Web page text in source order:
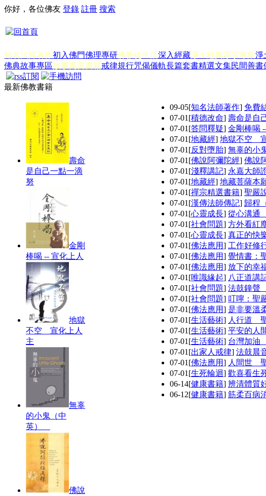
你好，各位佛友 登錄 註冊 搜索
知名法師著作初入佛門佛理專研佛教徒生活深入經藏淨土經典淨宗專集淨
佛典故事專區故事寓言書籍戒律規行咒偈儀軌長篇套書精選文集民間善書
最新佛教書籍
壽命
是自己一點一滴
努
金剛
棒喝 -- 宣化上人
地獄
不空 宣化上人
主
無辜
的小鬼（中
英）
佛說
09-05[知名法師著作] 免費
07-01 [積德改命] 壽命是自
07-01 [答問釋疑] 金剛棒喝
07-01 [地藏經] 地獄不空
07-01 [反對墮胎] 無辜的小
07-01 [佛說阿彌陀經] 佛說
07-01 [淺釋講記] 永嘉大師
07-01 [地藏經] 地藏菩薩本
07-01 [禪宗精選書籍] 聖嚴
07-01 [漢傳法師傳記] 歸程
07-01 [心靈成長] 從心溝通
07-01 [社會問題] 方外看紅
07-01 [心靈成長] 真正的快
07-01 [佛法應用] 工作好修
07-01 [佛法應用] 覺情書：
07-01 [佛法應用] 放下的幸
07-01 [唯識緣起] 八正道講
07-01 [社會問題] 法鼓鐘聲
07-01 [社會問題] 叮嚀：聖
07-01 [佛法應用] 是非要溫
07-01 [生活藝術] 人行道
07-01 [生活藝術] 平安的人
07-01 [生活藝術] 台灣加油
07-01 [出家人戒律] 法鼓晨
07-01 [佛法應用] 人間世
07-01 [生死輪迴] 歡喜看生
06-14[健康書籍] 辨清體質
06-12[健康書籍] 筋柔百病